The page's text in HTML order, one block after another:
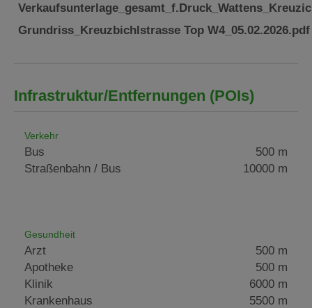
Grundriss_Kreuzbichlstrasse Top W4_05.02.2026.pdf
Infrastruktur/Entfernungen (POIs)
Verkehr
Bus
500 m
Straßenbahn / Bus
10000 m
Gesundheit
Arzt
500 m
Apotheke
500 m
Klinik
6000 m
Krankenhaus
5500 m